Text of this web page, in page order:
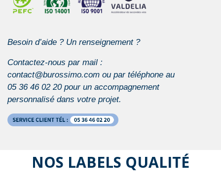
Besoin d’aide ? Un renseignement ?
Contactez-nous par mail :
contact@burossimo.com ou par téléphone au
05 36 46 02 20 pour un accompagnement
personnalisé dans votre projet.
NOS LABELS QUALITÉ